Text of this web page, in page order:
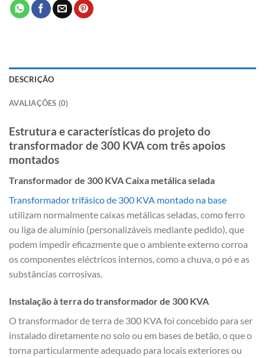
DESCRIÇÃO
AVALIAÇÕES (0)
Estrutura e características do projeto do
transformador de 300 KVA com três apoios
montados
Transformador de 300 KVA Caixa metálica selada
Transformador trifásico de 300 KVA montado na base
utilizam normalmente caixas metálicas seladas, como ferro
ou liga de alumínio (personalizáveis mediante pedido), que
podem impedir eficazmente que o ambiente externo corroa
os componentes eléctricos internos, como a chuva, o pó e as
substâncias corrosivas.
Instalação à terra do transformador de 300 KVA
O transformador de terra de 300 KVA foi concebido para ser
instalado diretamente no solo ou em bases de betão, o que o
torna particularmente adequado para locais exteriores ou